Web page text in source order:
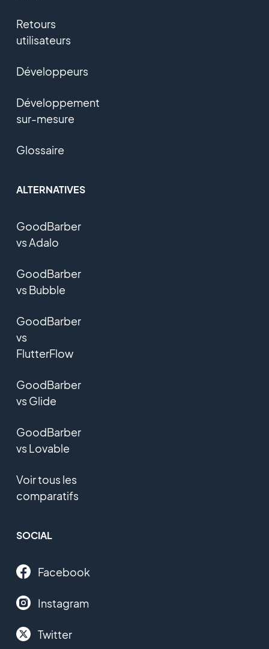
Retours
utilisateurs
Développeurs
Développement
sur-mesure
Glossaire
ALTERNATIVES
GoodBarber
vs Adalo
GoodBarber
vs Bubble
GoodBarber
vs
FlutterFlow
GoodBarber
vs Glide
GoodBarber
vs Lovable
Voir tous les
comparatifs
SOCIAL
Facebook
Instagram
Twitter